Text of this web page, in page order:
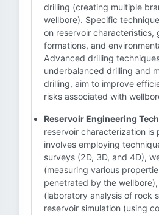
drilling (creating multiple
wellbore). Specific
on reservoir characteristics,
formations, and
Advanced drilling
underbalanced drilling and
drilling, aim to improve
risks associated with
Reservoir Engineering
reservoir characterization is
involves employing
surveys (2D, 3D, and 4D),
(measuring various
penetrated by the
(laboratory analysis of rock
reservoir simulation (using